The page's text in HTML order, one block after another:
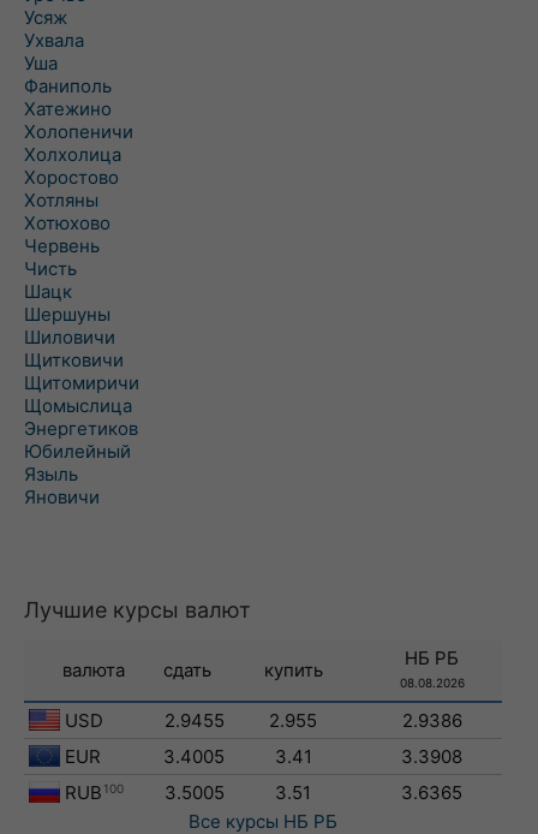
Усяж
Ухвала
Уша
Фаниполь
Хатежино
Холопеничи
Холхолица
Хоростово
Хотляны
Хотюхово
Червень
Чисть
Шацк
Шершуны
Шиловичи
Щитковичи
Щитомиричи
Щомыслица
Энергетиков
Юбилейный
Языль
Яновичи
Лучшие курсы валют
валюта сдать купить
НБ РБ
08.08.2026
USD 2.9455 2.955
2.9386
EUR
3.4005 3.41
3.3908
RUB 100 3.5005 3.51
3.6365
Все курсы НБ РБ